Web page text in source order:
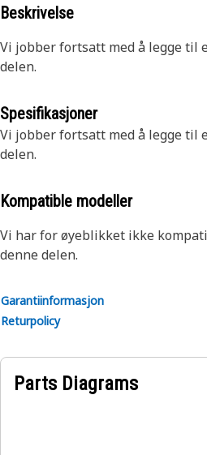
Beskrivelse
Vi jobber fortsatt med å legge til
delen.
Spesifikasjoner
Vi jobber fortsatt med å legge til
delen.
Kompatible modeller
Vi har for øyeblikket ikke
denne delen.
Garantiinformasjon
Returpolicy
Parts Diagrams